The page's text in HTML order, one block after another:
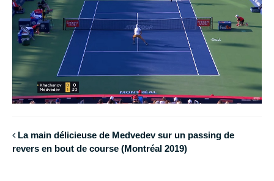
La main délicieuse de Medvedev sur un passing de
revers en bout de course (Montréal 2019)